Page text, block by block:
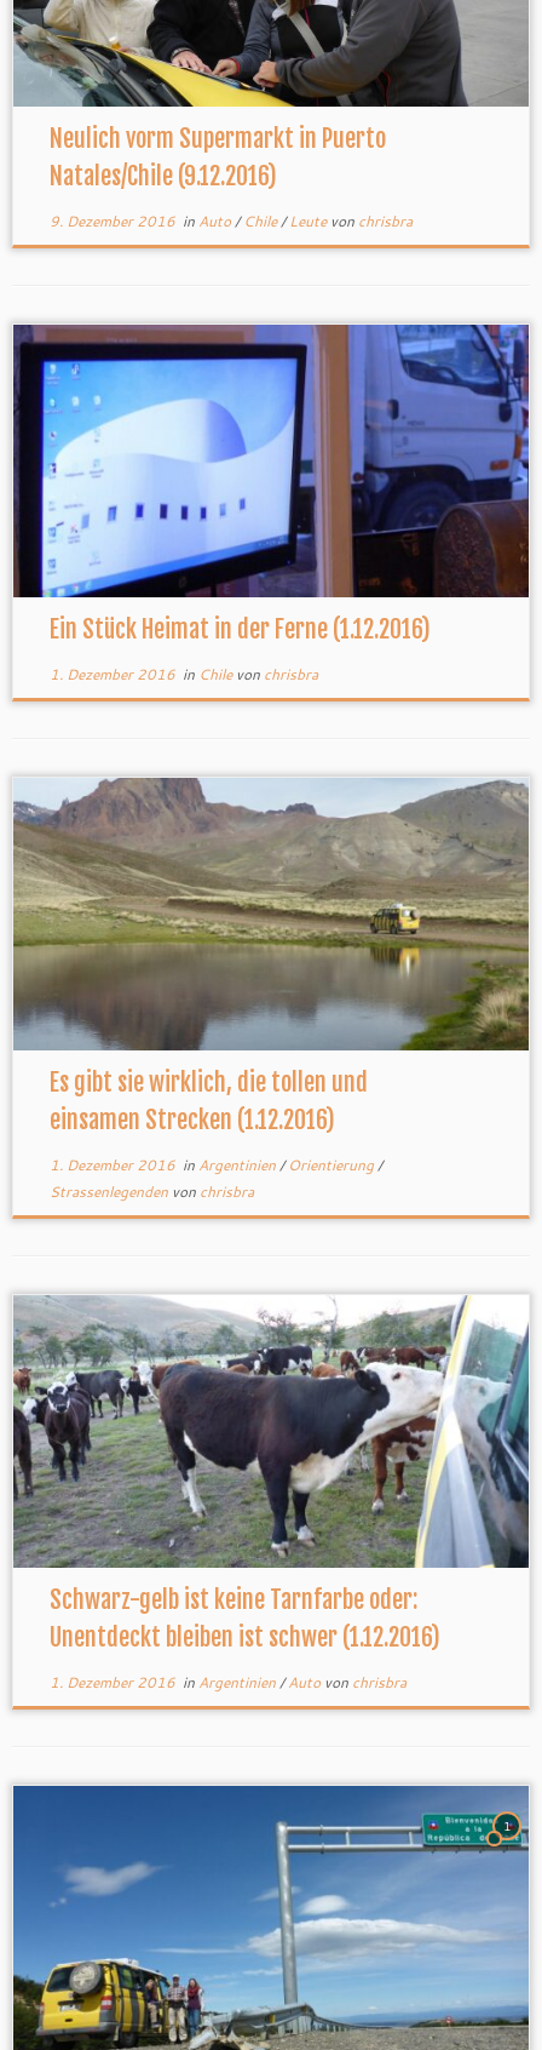
Neulich vorm Supermarkt in Puerto
Natales/Chile (9.12.2016)
9. Dezember 2016in Auto/Chile/Leute von chrisbra
Ein Stück Heimat in der Ferne (1.12.2016)
1. Dezember 2016in Chile von chrisbra
Es gibt sie wirklich, die tollen und
einsamen Strecken (1.12.2016)
1. Dezember 2016in Argentinien/Orientierung/
Strassenlegenden von chrisbra
Schwarz-gelb ist keine Tarnfarbe oder:
Unentdeckt bleiben ist schwer (1.12.2016)
1. Dezember 2016in Argentinien/Auto von chrisbra
1